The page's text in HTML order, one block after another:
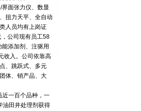
面张力仪、数显
扭力天平、全自动
人员均有上岗证
公司现有员工58
添加剂、注驱用
收入。公司依靠高
、跳跃式、多元
体、销产品、大
一百个品种，一
油田井处理剂获得